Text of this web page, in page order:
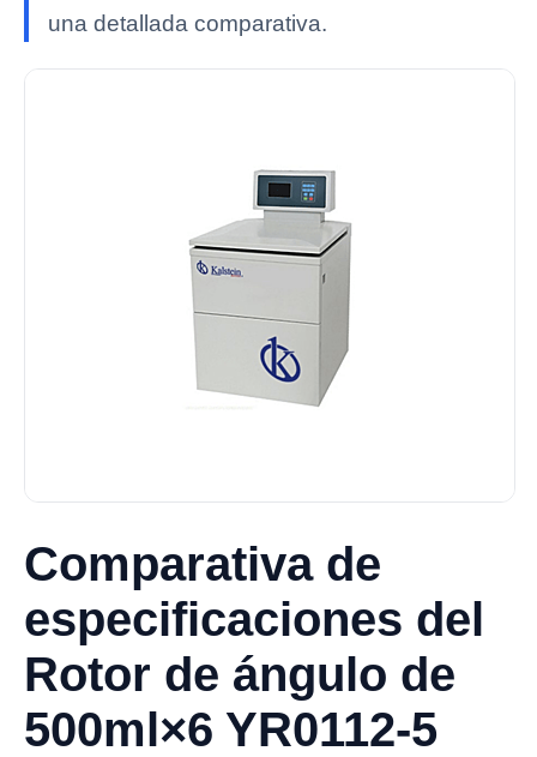
una detallada comparativa.
Comparativa de
especificaciones del
Rotor de ángulo de
500ml×6 YR0112-5